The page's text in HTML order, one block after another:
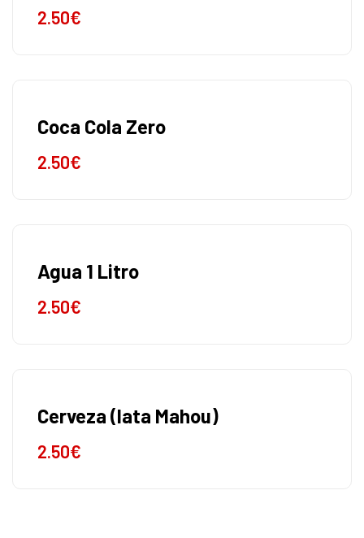
2.50€
Coca Cola Zero
2.50€
Agua 1 Litro
2.50€
Cerveza (lata Mahou)
2.50€